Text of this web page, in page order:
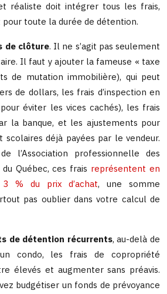
réaliste doit intégrer tous les frais,
toute la durée de détention.
de clôture. Il ne s’agit pas seulement
Il faut y ajouter la fameuse « taxe
de mutation immobilière), qui peut
de dollars, les frais d’inspection en
éviter les vices cachés), les frais
la banque, et les ajustements pour
déjà payées par le vendeur.
l’Association professionnelle des
Québec, ces frais représentent en
% du prix d’achat, une somme
pas oublier dans votre calcul de
de détention récurrents, au-delà de
un condo, les frais de copropriété
élevés et augmenter sans préavis.
budgétiser un fonds de prévoyance